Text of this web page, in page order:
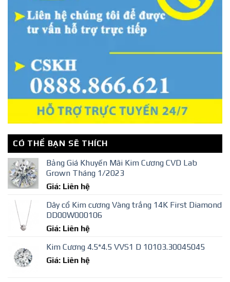
CÓ THỂ BẠN SẼ THÍCH
Bảng Giá Khuyến Mãi Kim Cương CVD Lab
Grown Tháng 1/2023
Giá: Liên hệ
Dây cổ Kim cương Vàng trắng 14K First Diamond
DD00W000106
Giá: Liên hệ
Kim Cương 4.5*4.5 VVS1 D 10103.30045045
Giá: Liên hệ